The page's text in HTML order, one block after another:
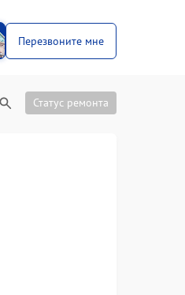
Перезвоните мне
Статус ремонта